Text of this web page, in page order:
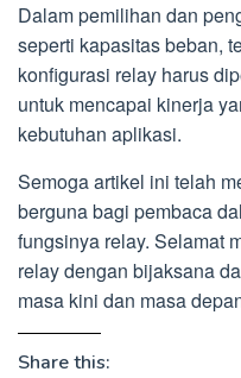
Dalam pemilihan dan
seperti kapasitas beban,
konfigurasi relay harus
untuk mencapai kinerja
kebutuhan aplikasi.
Semoga artikel ini telah
berguna bagi pembaca
fungsinya relay. Selamat
relay dengan bijaksana
masa kini dan masa
Share this: